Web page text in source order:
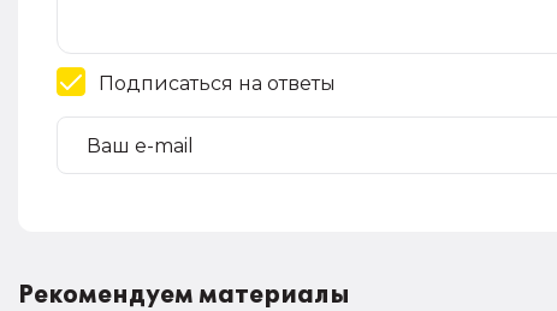
Подписаться на ответы
Рекомендуем материалы